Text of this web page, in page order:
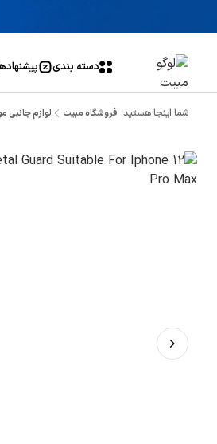
دسته بندی
شما اینجا هستید: فروشگاه مبیت لوازم جانبی